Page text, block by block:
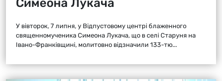
Симеона Лукача
У вівторок, 7 липня, у Відпустовому центрі блаженного
священномученика Симеона Лукача, що в селі Старуня на
Івано-Франківщині, молитовно відзначили 133-тю...